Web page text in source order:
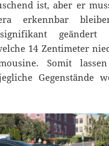
ist, aber er
erkennbar
14 Zentimeter
Somit
Gegenstände